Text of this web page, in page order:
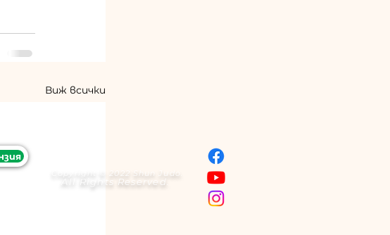
Виж всички
Copyright © 2022 Shun Judo.
All Rights Reserved.